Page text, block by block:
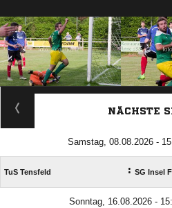
ANZEIGE
NÄCHSTE
Samstag, 08.08.2026 -
TuS Tensfeld : SG Insel
Sonntag, 16.08.2026 -